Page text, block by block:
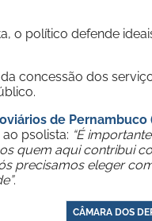
o político defende
concessão dos
de Pernambuco
psolista: “É
quem aqui contribui
precisamos eleger
.
CÂMARA DOS